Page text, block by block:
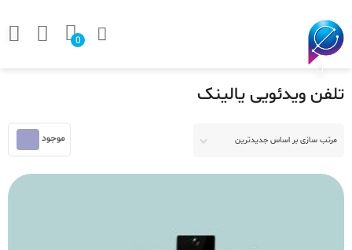
0
تلفن ویدئویی یالینک